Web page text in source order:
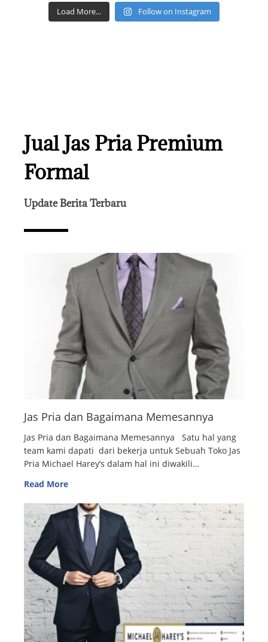
Load More... Follow on Instagram
Jual Jas Pria Premium
Formal
Update Berita Terbaru
Jas Pria dan Bagaimana Memesannya
Jas Pria dan Bagaimana Memesannya Satu hal yang
team kami dapati dari bekerja untuk Sebuah Toko Jas
Pria Michael Harey’s dalam hal ini diwakili…
Read More